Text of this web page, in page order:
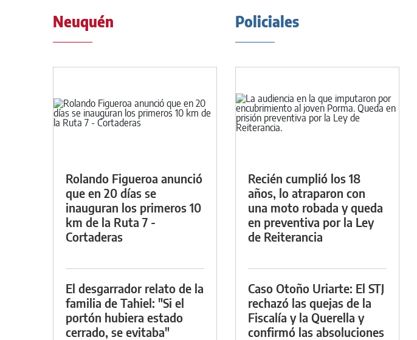
Neuquén
Rolando Figueroa anunció
que en 20 días se
inauguran los primeros 10
km de la Ruta 7 -
Cortaderas
El desgarrador relato de la
familia de Tahiel: "Si el
portón hubiera estado
cerrado, se evitaba"
Policiales
Recién cumplió los 18
años, lo atraparon con
una moto robada y queda
en preventiva por la Ley
de Reiterancia
Caso Otoño Uriarte: El STJ
rechazó las quejas de la
Fiscalía y la Querella y
confirmó las absoluciones